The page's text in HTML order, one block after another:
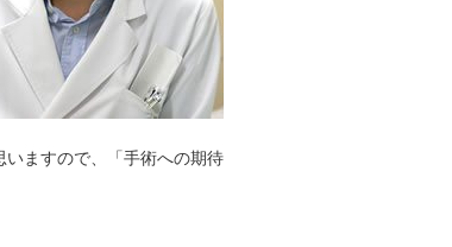
ますので、「手術への期待